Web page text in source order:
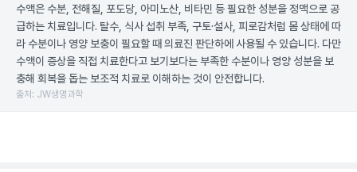
수액은 수분, 전해질, 포도당, 아미노산, 비타민 등 필요한 성분을 정맥으로 공
급하는 치료입니다. 탈수, 식사 섭취 부족, 구토·설사, 피로감처럼 몸 상태에 따
라 수분이나 영양 보충이 필요할 때 의료진 판단하에 사용될 수 있습니다. 다만
수액이 증상을 직접 치료한다고 보기보다는 부족한 수분이나 영양 성분을 보
충해 회복을 돕는 보조적 치료로 이해하는 것이 안전합니다.
출처: JW생명과학